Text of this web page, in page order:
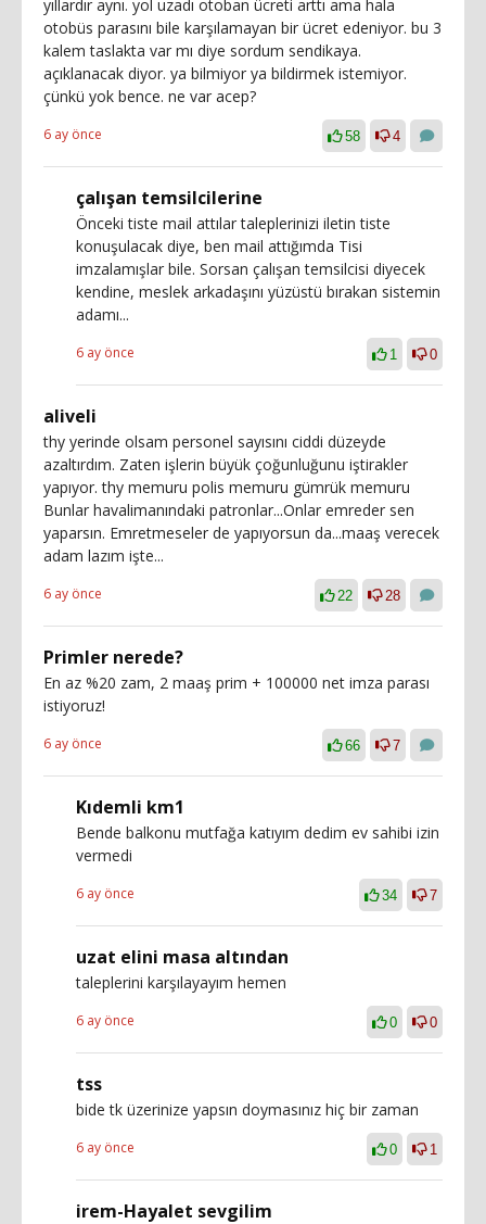
yıllardır aynı. yol uzadı otoban ücreti arttı ama hala
otobüs parasını bile karşılamayan bir ücret edeniyor. bu 3
kalem taslakta var mı diye sordum sendikaya.
açıklanacak diyor. ya bilmiyor ya bildirmek istemiyor.
çünkü yok bence. ne var acep?
6 ay önce 58 4
çalışan temsilcilerine
Önceki tiste mail attılar taleplerinizi iletin tiste
konuşulacak diye, ben mail attığımda Tisi
imzalamışlar bile. Sorsan çalışan temsilcisi diyecek
kendine, meslek arkadaşını yüzüstü bırakan sistemin
adamı...
6 ay önce 1 0
aliveli
thy yerinde olsam personel sayısını ciddi düzeyde
azaltırdım. Zaten işlerin büyük çoğunluğunu iştirakler
yapıyor. thy memuru polis memuru gümrük memuru
Bunlar havalimanındaki patronlar...Onlar emreder sen
yaparsın. Emretmeseler de yapıyorsun da...maaş verecek
adam lazım işte...
6 ay önce 22 28
Primler nerede?
En az %20 zam, 2 maaş prim + 100000 net imza parası
istiyoruz!
6 ay önce 66 7
Kıdemli km1
Bende balkonu mutfağa katıyım dedim ev sahibi izin
vermedi
6 ay önce 34 7
uzat elini masa altından
taleplerini karşılayayım hemen
6 ay önce 0 0
tss
bide tk üzerinize yapsın doymasınız hiç bir zaman
6 ay önce 0 1
irem-Hayalet sevgilim